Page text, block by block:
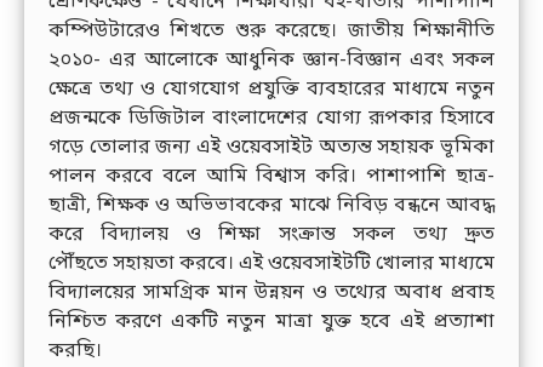
কম্পিউটারেও শিখতে শুরু করেছে। জাতীয় শিক্ষানীতি
২০১০- এর আলোকে আধুনিক জ্ঞান-বিজ্ঞান এবং সকল
ক্ষেত্রে তথ্য ও যোগযোগ প্রযুক্তি ব্যবহারের মাধ্যমে নতুন
প্রজন্মকে ডিজিটাল বাংলাদেশের যোগ্য রূপকার হিসাবে
গড়ে তোলার জন্য এই ওয়েবসাইট অত্যন্ত সহায়ক ভূমিকা
পালন করবে বলে আমি বিশ্বাস করি। পাশাপাশি ছাত্র-
ছাত্রী, শিক্ষক ও অভিভাবকের মাঝে নিবিড় বন্ধনে আবদ্ধ
করে বিদ্যালয় ও শিক্ষা সংক্রান্ত সকল তথ্য দ্রুত
পৌঁছতে সহায়তা করবে। এই ওয়েবসাইটটি খোলার মাধ্যমে
বিদ্যালয়ের সামগ্রিক মান উন্নয়ন ও তথ্যের অবাধ প্রবাহ
নিশ্চিত করণে একটি নতুন মাত্রা যুক্ত হবে এই প্রত্যাশা
করছি।